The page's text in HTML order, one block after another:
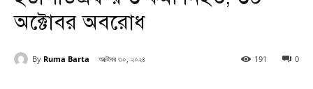
অক্টোবর অবরোধ
By Ruma Barta অক্টোবর ৩০, ২০২৪ 0
191